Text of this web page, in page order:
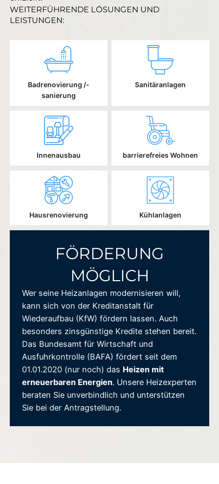
WEITERFÜHRENDE LÖSUNGEN UND
LEISTUNGEN:
Badrenovierung /-
sanierung
Sanitäranlagen
Innenausbau barrierefreies Wohnen
Hausrenovierung Kühlanlagen
FÖRDERUNG
MÖGLICH
Wer seine Heizanlagen modernisieren will,
kann sich von der Kreditanstalt für
Wiederaufbau (KfW) fördern lassen. Auch
besonders zinsgünstige Kredite stehen bereit.
Das Bundesamt für Wirtschaft und
Ausfuhrkontrolle (BAFA) fördert seit dem
01.01.2020 (nur noch) das Heizen mit
erneuerbaren Energien. Unsere Heizexperten
beraten Sie unverbindlich und unterstützen
Sie bei der Antragstellung.